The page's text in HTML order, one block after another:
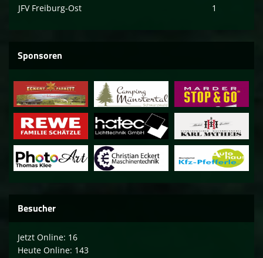
JFV Freiburg-Ost
1
Sponsoren
Besucher
Jetzt Online: 16
Heute Online: 143